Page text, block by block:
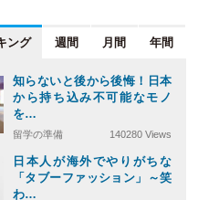
週間 月間 年間
知らないと後から後悔！日本
から持ち込み不可能なモノ
を…
留学の準備 140280 Views
日本人が海外でやりがちな
「タブーファッション」～笑
わ…